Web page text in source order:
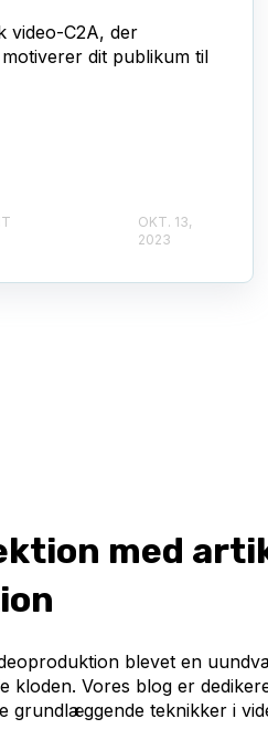
video-C2A, der
dit publikum til
OKT. 13,
2023
med
blevet en
Vores blog er
grundlæggende teknikker i